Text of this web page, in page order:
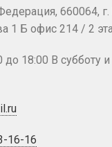
660064, г.
1 Б офис 214 / 2
18:00 В субботу
16-16